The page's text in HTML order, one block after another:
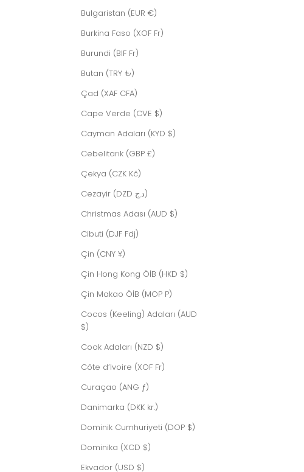
Bulgaristan (EUR €)
Burkina Faso (XOF Fr)
Burundi (BIF Fr)
Butan (TRY ₺)
Çad (XAF CFA)
Cape Verde (CVE $)
Cayman Adaları (KYD $)
Cebelitarık (GBP £)
Çekya (CZK Kč)
Cezayir (DZD د.ج)
Christmas Adası (AUD $)
Cibuti (DJF Fdj)
Çin (CNY ¥)
Çin Hong Kong ÖİB (HKD $)
Çin Makao ÖİB (MOP P)
Cocos (Keeling) Adaları (AUD
$)
Cook Adaları (NZD $)
Côte d’Ivoire (XOF Fr)
Curaçao (ANG ƒ)
Danimarka (DKK kr.)
Dominik Cumhuriyeti (DOP $)
Dominika (XCD $)
Ekvador (USD $)
İndirimli fiyat
$409.00 USD